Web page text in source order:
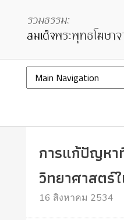
การแก้ปัญห
วิทยาศาสตร์
16 สิงหาคม 2534